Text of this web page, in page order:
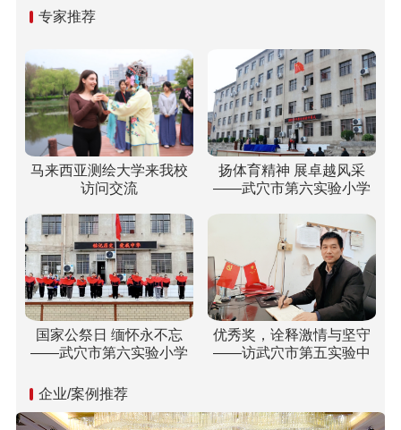
专家推荐
马来西亚测绘大学来我校
访问交流
扬体育精神 展卓越风采
——武穴市第六实验小学
园！
国家公祭日 缅怀永不忘
——武穴市第六实验小学
优秀奖，诠释激情与坚守
——访武穴市第五实验中
企业/案例推荐